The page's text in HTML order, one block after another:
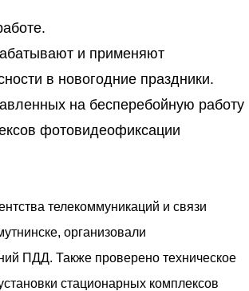
и применяют
в новогодние праздники.
на бесперебойную работу
фотовидеофиксации
телекоммуникаций и связи
организовали
ПДД. Также проверено техническое
стационарных комплексов